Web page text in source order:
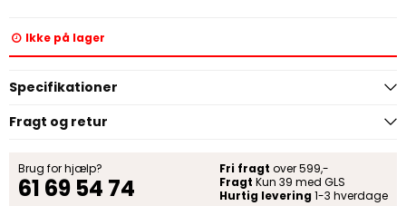
Ikke på lager
Specifikationer
Fragt og retur
Brug for hjælp?
61 69 54 74
Fri fragt over 599,-
Fragt Kun 39 med GLS
Hurtig levering 1-3 hverdage